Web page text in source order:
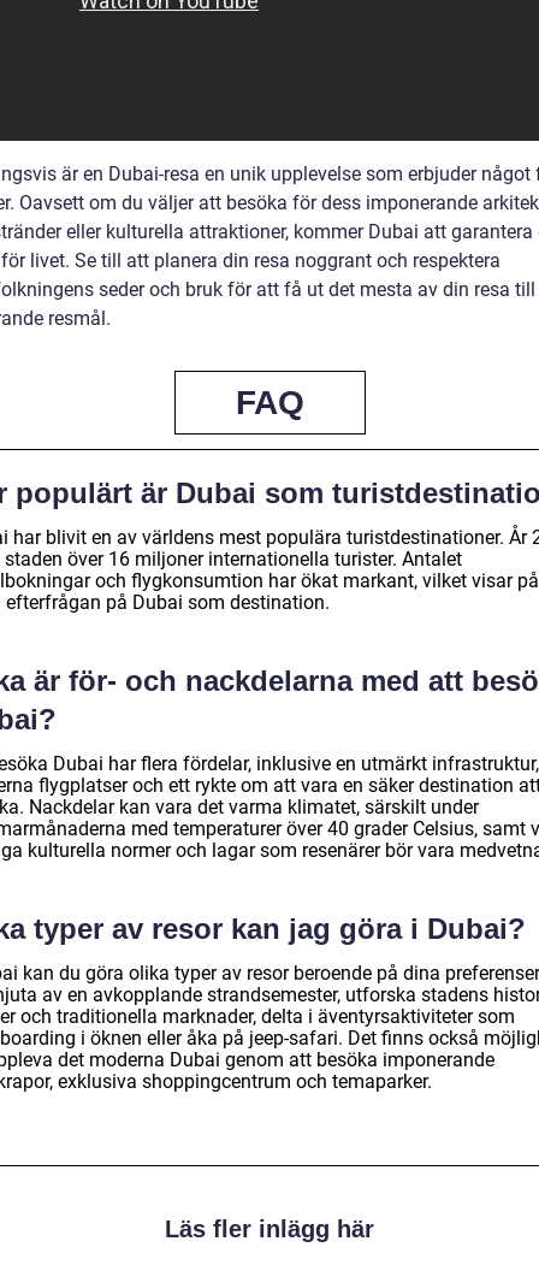
är en Dubai-resa en unik upplevelse som erbjuder något
Oavsett om du väljer att besöka för dess imponerande
eller kulturella attraktioner, kommer Dubai att garantera
livet. Se till att planera din resa noggrant och respektera
seder och bruk för att få ut det mesta av din resa
resmål.
FAQ
populärt är Dubai som
har blivit en av världens mest populära turistdestinationer. År
staden över 16 miljoner internationella turister. Antalet
och flygkonsumtion har ökat markant, vilket visar
efterfrågan på Dubai som destination.
är för- och nackdelarna med att
Dubai har flera fördelar, inklusive en utmärkt infrastruktur,
flygplatser och ett rykte om att vara en säker destination
Nackdelar kan vara det varma klimatet, särskilt under
med temperaturer över 40 grader Celsius, samt
kulturella normer och lagar som resenärer bör vara
typer av resor kan jag göra i Dubai?
kan du göra olika typer av resor beroende på dina
av en avkopplande strandsemester, utforska stadens
och traditionella marknader, delta i äventyrsaktiviteter som
i öknen eller åka på jeep-safari. Det finns också
det moderna Dubai genom att besöka imponerande
exklusiva shoppingcentrum och temaparker.
Läs fler inlägg här